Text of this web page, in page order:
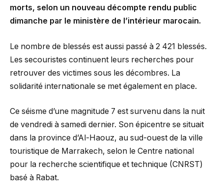
morts, selon un nouveau décompte rendu public
dimanche par le ministère de l’intérieur marocain.
Le nombre de blessés est aussi passé à 2 421 blessés.
Les secouristes continuent leurs recherches pour
retrouver des victimes sous les décombres. La
solidarité internationale se met également en place.
Ce séisme d’une magnitude 7 est survenu dans la nuit
de vendredi à samedi dernier. Son épicentre se situait
dans la province d’Al-Haouz, au sud-ouest de la ville
touristique de Marrakech, selon le Centre national
pour la recherche scientifique et technique (CNRST)
basé à Rabat.